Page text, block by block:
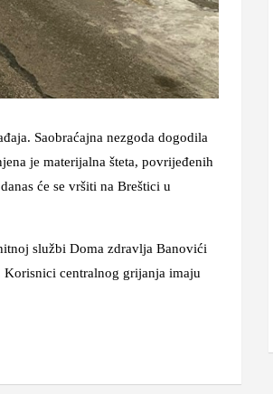
Saobraćajna nezgoda dogodila
je materijalna šteta, povrijeđenih
će se vršiti na Breštici u
službi Doma zdravlja Banovići
Korisnici centralnog grijanja imaju